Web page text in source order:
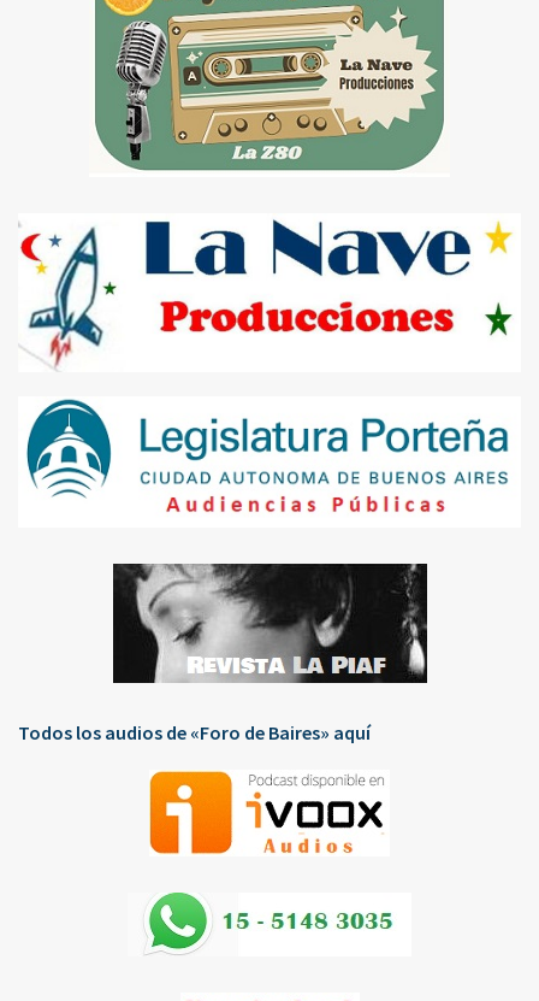
Todos los audios de «Foro de Baires» aquí